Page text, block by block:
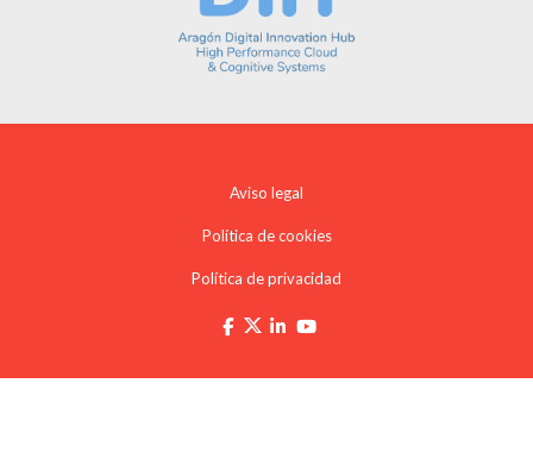
Aviso legal
Política de cookies
Política de privacidad